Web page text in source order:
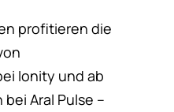
profitieren die
Ionity und ab
Aral Pulse –